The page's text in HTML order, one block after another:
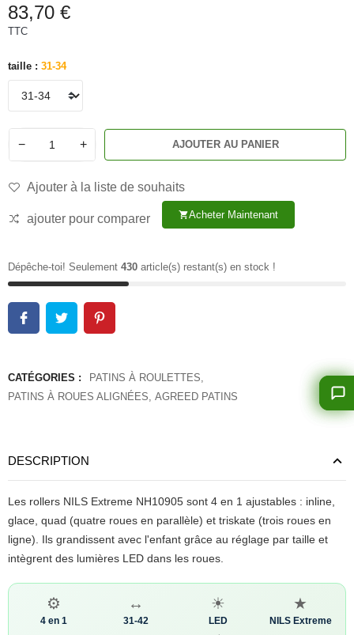
83,70 €
TTC
taille : 31-34
− + AJOUTER AU PANIER
Ajouter à la liste de souhaits
ajouter pour comparer shopping_cartAcheter Maintenant
Dépêche-toi! Seulement 430 article(s) restant(s) en stock !
CATÉGORIES : PATINS À ROULETTES
PATINS À ROUES ALIGNÉES AGREED PATINS
DESCRIPTION
Les rollers NILS Extreme NH10905 sont 4 en 1 ajustables : inline,
glace, quad (quatre roues en parallèle) et triskate (trois roues en
ligne). Ils grandissent avec l'enfant grâce au réglage par taille et
intègrent des lumières LED dans les roues.
⚙
4 en 1
↔
31-42
☀
LED
★
NILS Extreme